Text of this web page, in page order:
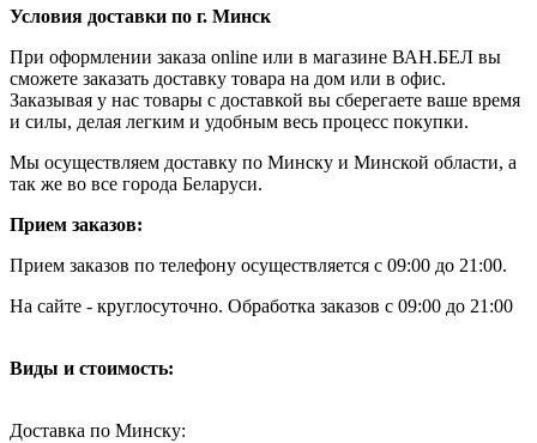
Условия доставки по г. Минск
При оформлении заказа online или в магазине ВАН.БЕЛ вы
сможете заказать доставку товара на дом или в офис.
Заказывая у нас товары с доставкой вы сберегаете ваше время
и силы, делая легким и удобным весь процесс покупки.
Мы осуществляем доставку по Минску и Минской области, а
так же во все города Беларуси.
Прием заказов:
Прием заказов по телефону осуществляется с 09:00 до 21:00.
На сайте - круглосуточно. Обработка заказов с 09:00 до 21:00
Виды и стоимость:
Доставка по Минску: